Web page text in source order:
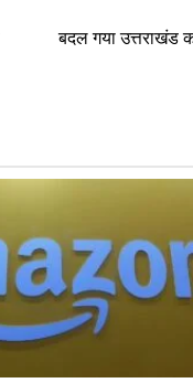
बदल गया उत्तराखंड